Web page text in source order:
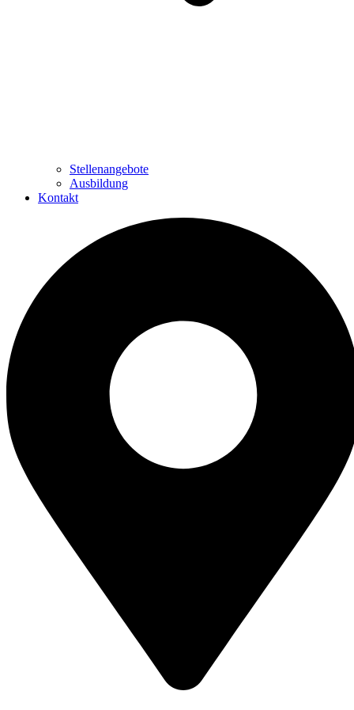
Stellenangebote
Ausbildung
Kontakt